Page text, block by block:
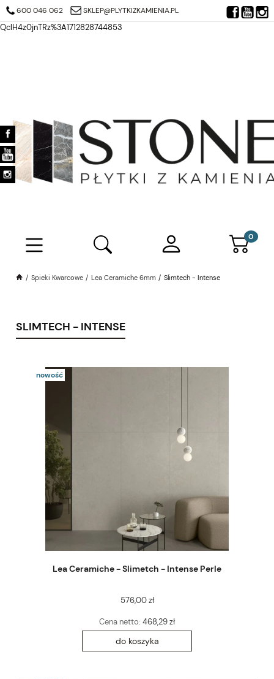
https://search.google.com/search-console/verification-download?
QclH4z0jnTRz%3A1712828744853
600 046 062 SKLEP@PLYTKIZKAMIENIA.PL
Spieki Kwarcowe Lea Ceramiche 6mm Slimtech - Intense
SLIMTECH - INTENSE
Lea Ceramiche - Slimetch - Intense Perle
576,00 zł
Cena netto: 468,29 zł
do koszyka
nowość